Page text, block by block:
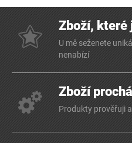
Zboží, které
U mě seženete
nenabízí
Zboží
Produkty prověřuji